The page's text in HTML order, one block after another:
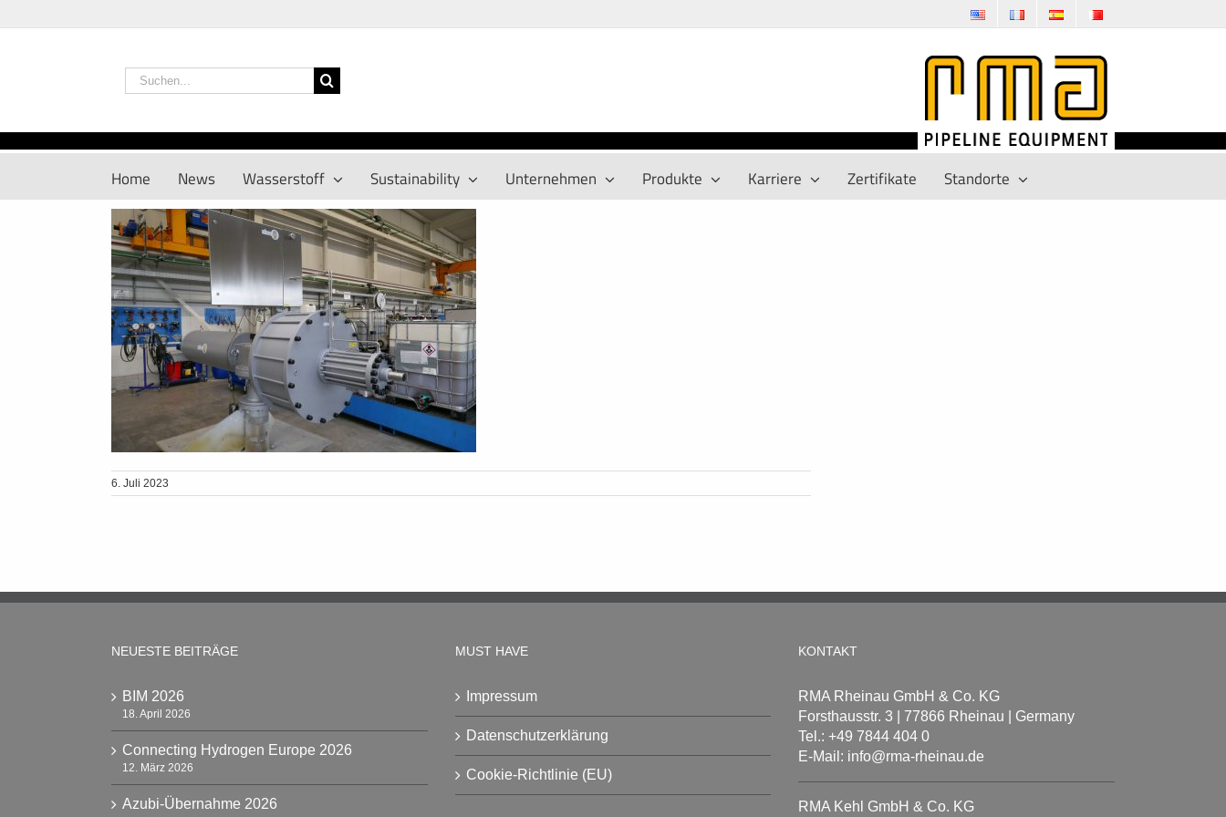
Inhalt
Suche
nach:
Home News Wasserstoff Sustainability Unternehmen Produkte Karriere Zertifikate Standorte
6. Juli 2023
NEUESTE BEITRÄGE
BIM 2026
18. April 2026
Connecting Hydrogen Europe 2026
12. März 2026
Azubi-Übernahme 2026
MUST HAVE
Impressum
Datenschutzerklärung
Cookie-Richtlinie (EU)
KONTAKT
RMA Rheinau GmbH & Co. KG
Forsthausstr. 3 | 77866 Rheinau | Germany
Tel.: +49 7844 404 0
E-Mail: info@rma-rheinau.de
RMA Kehl GmbH & Co. KG